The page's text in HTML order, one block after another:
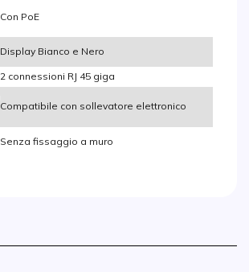
Con PoE
Display Bianco e Nero
2 connessioni RJ 45 giga
Compatibile con sollevatore elettronico
Senza fissaggio a muro